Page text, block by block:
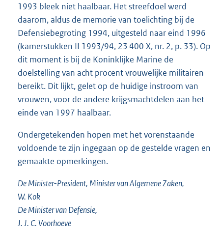
1993 bleek niet haalbaar. Het streefdoel werd
daarom, aldus de memorie van toelichting bij de
Defensiebegroting 1994, uitgesteld naar eind 1996
(kamerstukken II 1993/94, 23 400 X, nr. 2, p. 33). Op
dit moment is bij de Koninklijke Marine de
doelstelling van acht procent vrouwelijke militairen
bereikt. Dit lijkt, gelet op de huidige instroom van
vrouwen, voor de andere krijgsmachtdelen aan het
einde van 1997 haalbaar.
Ondergetekenden hopen met het vorenstaande
voldoende te zijn ingegaan op de gestelde vragen en
gemaakte opmerkingen.
De Minister-President, Minister van Algemene Zaken,
W. Kok
De Minister van Defensie,
J. J. C. Voorhoeve